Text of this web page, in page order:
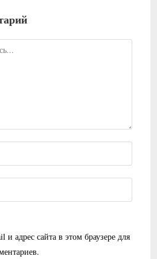
адрес сайта в этом браузере для